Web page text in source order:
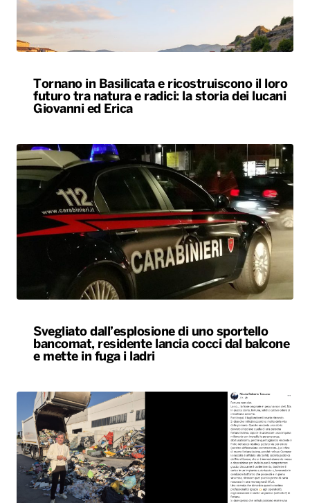
Tornano in Basilicata e ricostruiscono il loro
futuro tra natura e radici: la storia dei lucani
Giovanni ed Erica
Svegliato dall’esplosione di uno sportello
bancomat, residente lancia cocci dal balcone
e mette in fuga i ladri